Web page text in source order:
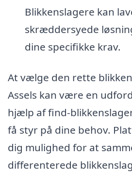
Blikkenslagere kan
skræddersyede
dine specifikke krav.
At vælge den rette
Assels kan være en
hjælp af find-
få styr på dine behov.
dig mulighed for at
differenterede